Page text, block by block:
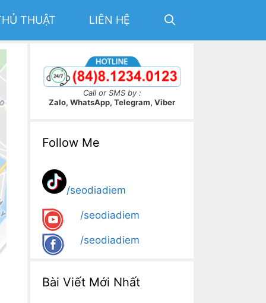
THUẬT LIÊN HỆ
Call or SMS by :
Zalo, WhatsApp, Telegram, Viber
Follow Me
/seodiadiem
/seodiadiem
/seodiadiem
Bài Viết Mới Nhất